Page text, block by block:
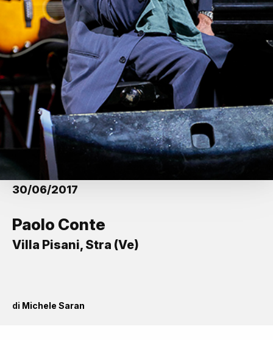
30/06/2017
Paolo Conte
Villa Pisani, Stra (Ve)
di Michele Saran